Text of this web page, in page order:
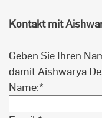
Kontakt mit
Geben Sie Ihren
damit Aishwarya
Name:*